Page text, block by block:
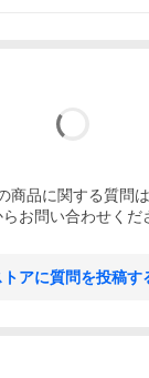
商品に関する質問は
お問い合わせくだ
トアに質問を投稿す